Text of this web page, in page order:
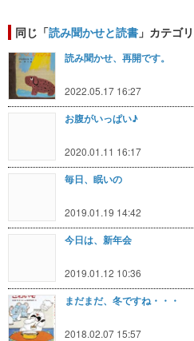
同じ「読み聞かせと読書 」カテゴ
読み聞かせ、再開です。
2022.05.17 16:27
お腹がいっぱい♪
2020.01.11 16:17
毎日、眠いの
2019.01.19 14:42
今日は、新年会
2019.01.12 10:36
まだまだ、冬ですね・・・
2018.02.07 15:57